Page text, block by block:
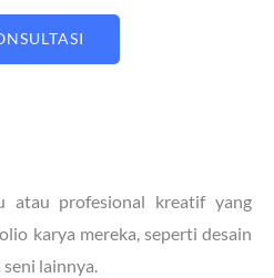
atau profesional kreatif yang
karya mereka, seperti desain
lainnya.